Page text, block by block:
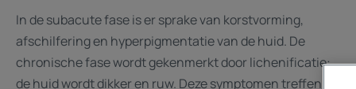
In de subacute fase is er sprake van korstvorming,
afschilfering en hyperpigmentatie van de huid. De
chronische fase wordt gekenmerkt door lichenificatie:
de huid wordt dikker en ruw. Deze symptomen treffen